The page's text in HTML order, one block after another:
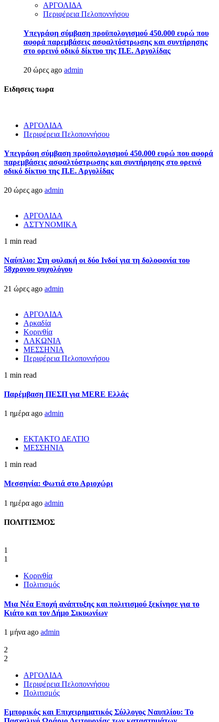
ΑΡΓΟΛΙΔΑ
Περιφέρεια Πελοποννήσου
Υπεγράφη σύμβαση προϋπολογισμού 450.000 ευρώ που
αφορά παρεμβάσεις ασφαλτόστρωσης και συντήρησης
στο ορεινό οδικό δίκτυο της Π.Ε. Αργολίδας
20 ώρες ago admin
Ειδησεις τωρα
ΑΡΓΟΛΙΔΑ
Περιφέρεια Πελοποννήσου
Υπεγράφη σύμβαση προϋπολογισμού 450.000 ευρώ που αφορά
παρεμβάσεις ασφαλτόστρωσης και συντήρησης στο ορεινό
οδικό δίκτυο της Π.Ε. Αργολίδας
20 ώρες ago admin
ΑΡΓΟΛΙΔΑ
ΑΣΤΥΝΟΜΙΚΑ
1 min read
Ναύπλιο: Στη φυλακή οι δύο Ινδοί για τη δολοφονία του
58χρονου ψυχολόγου
21 ώρες ago admin
ΑΡΓΟΛΙΔΑ
Αρκαδία
Κορινθία
ΛΑΚΩΝΙΑ
ΜΕΣΣΗΝΙΑ
Περιφέρεια Πελοποννήσου
1 min read
Παρέμβαση ΠΕΣΠ για MERE Ελλάς
1 ημέρα ago admin
ΕΚΤΑΚΤΟ ΔΕΛΤΙΟ
ΜΕΣΣΗΝΙΑ
1 min read
Μεσσηνία: Φωτιά στο Αριοχώρι
1 ημέρα ago admin
ΠΟΛΙΤΙΣΜΟΣ
1
1
Κορινθία
Πολιτισμός
Μια Νέα Εποχή ανάπτυξης και πολιτισμού ξεκίνησε για το
Κιάτο και τον Δήμο Σικυωνίων
1 μήνα ago admin
2
2
ΑΡΓΟΛΙΔΑ
Περιφέρεια Πελοποννήσου
Πολιτισμός
Εμπορικός και Επιχειρηματικός Σύλλογος Ναυπλίου: Το